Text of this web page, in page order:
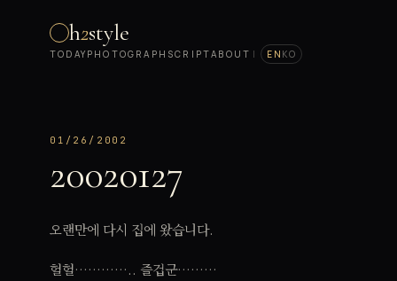
h2style
TODAY PHOTOGRAPH SCRIPTABOUT | EN KO
01/26/2002
20020127
오랜만에 다시 집에 왔습니다.
헐헐………….. 즐겁군………